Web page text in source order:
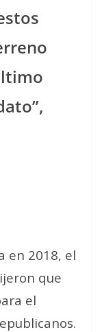
en 2018, el
que
el